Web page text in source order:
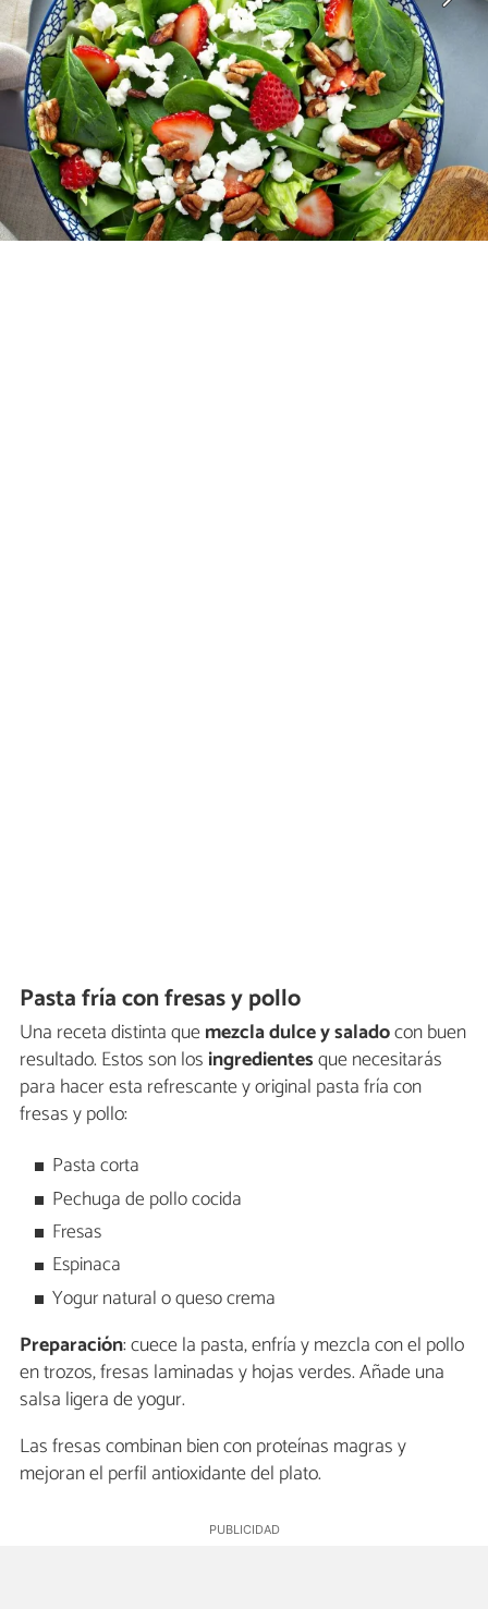
Pasta fría con fresas y pollo
Una receta distinta quemezcla dulce y saladocon buen
resultado. Estos son los ingredientesque necesitarás
para hacer esta refrescante y original pasta fría con
fresas y pollo:
Pasta corta
Pechuga de pollo cocida
Fresas
Espinaca
Yogur natural o queso crema
Preparación: cuece la pasta, enfría y mezcla con el pollo
en trozos, fresas laminadas y hojas verdes. Añade una
salsa ligera de yogur.
Las fresas combinan bien con proteínas magras y
mejoran el perfil antioxidante del plato.